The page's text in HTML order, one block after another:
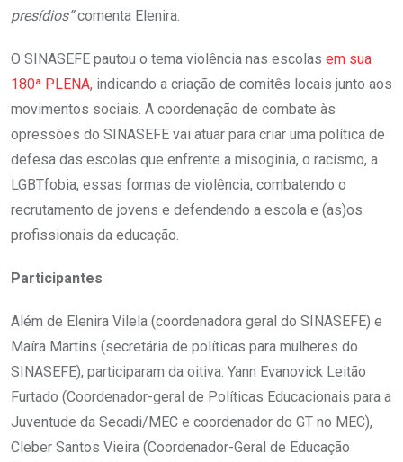
presídios”comenta Elenira.
O SINASEFE pautou o tema violência nas escolas em sua
180ª PLENA, indicando a criação de comitês locais junto aos
movimentos sociais. A coordenação de combate às
opressões do SINASEFE vai atuar para criar uma política de
defesa das escolas que enfrente a misoginia, o racismo, a
LGBTfobia, essas formas de violência, combatendo o
recrutamento de jovens e defendendo a escola e (as)os
profissionais da educação.
Participantes
Além de Elenira Vilela (coordenadora geral do SINASEFE) e
Maíra Martins (secretária de políticas para mulheres do
SINASEFE), participaram da oitiva: Yann Evanovick Leitão
Furtado (Coordenador-geral de Políticas Educacionais para a
Juventude da Secadi/MEC e coordenador do GT no MEC),
Cleber Santos Vieira (Coordenador-Geral de Educação